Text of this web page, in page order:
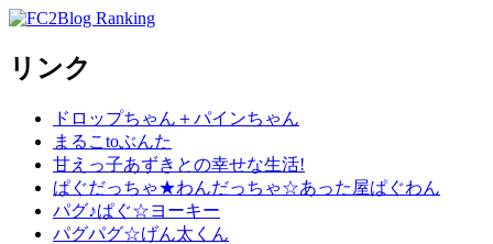
リンク
ドロップちゃん＋パインちゃん
まるこtoぶんた
甘えっ子あずきとの幸せな生活!
ぱぐだっちゃ★わんだっちゃ☆あった屋ぱぐわん
パグ♪ぱぐ☆ヨーキー
パグパグ☆げん太くん